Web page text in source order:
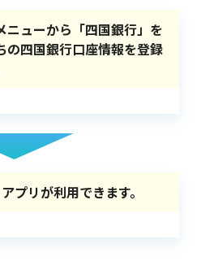
ニューから「四国銀行」を
の四国銀行口座情報を登録
プリが利用できます。